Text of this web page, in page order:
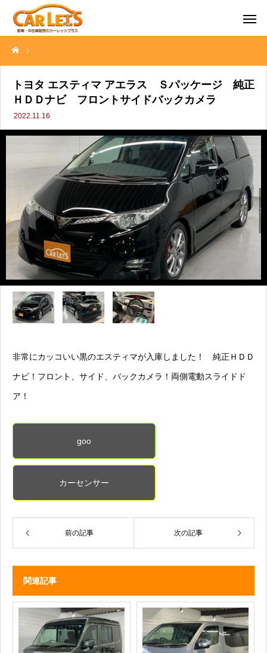
トヨタ エスティマ アエラス Ｓパッケージ 純正ＨＤＤナビ フロン
トヨタ エスティマ アエラス Ｓパッケージ 純正
ＨＤＤナビ フロントサイドバックカメラ
2022.11.16
非常にカッコいい黒のエスティマが入庫しました！ 純正ＨＤＤ
ナビ！フロント、サイド、バックカメラ！両側電動スライドド
ア！
goo
カーセンサー
前の記事 次の記事
関連記事